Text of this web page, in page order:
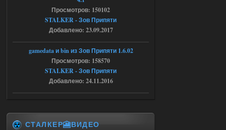
Ответить ➤
Объединенный Пак 2 + OGSR +
STCoP WP 3.4
andreyforest1993
вот ещё этот же трелер с
вашего сайта, https://stalker-
04.08.2026
Просмотров: 150102
STALKER - Зов Припяти
Добавлено: 23.09.2017
gamedata и bin из Зов Припяти 1.6.02
Просмотров: 158570
STALKER - Зов Припяти
Добавлено: 24.11.2016
СТАЛКЕР🎦ВИДЕО